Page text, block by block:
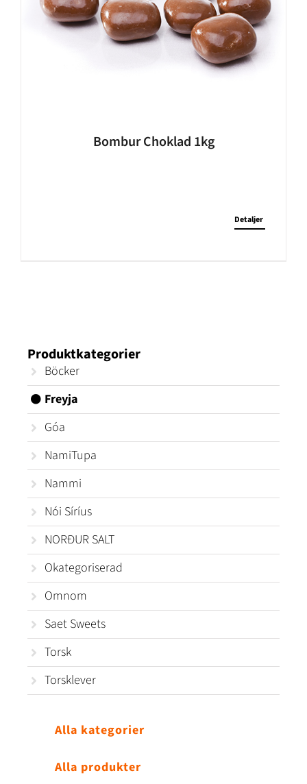
Bombur Choklad 1kg
Detaljer
Produktkategorier
Böcker
Freyja
Góa
NamiTupa
Nammi
Nói Síríus
NORÐUR SALT
Okategoriserad
Omnom
Saet Sweets
Torsk
Torsklever
Alla kategorier
Alla produkter